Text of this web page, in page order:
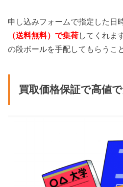
申し込みフォームで指定した日
（送料無料）で集荷してくれま
の段ボールを手配してもらうこ
買取価格保証で高値